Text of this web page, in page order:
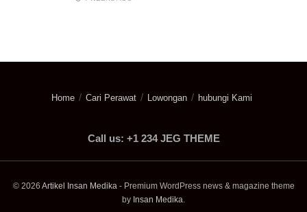
Home Cari Perawat Lowongan hubungi Kami
Call us: +1 234 JEG THEME
© 2026 Artikel Insan Medika- Premium WordPress news & magazine theme
by Insan Medika.